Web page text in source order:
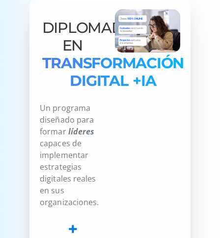
DIPLOMADO
EN
TRANSFORMACIÓN
DIGITAL +IA
Un programa
diseñado para
formarlíderes
capaces de
implementar
estrategias
digitales reales
en sus
organizaciones.
+